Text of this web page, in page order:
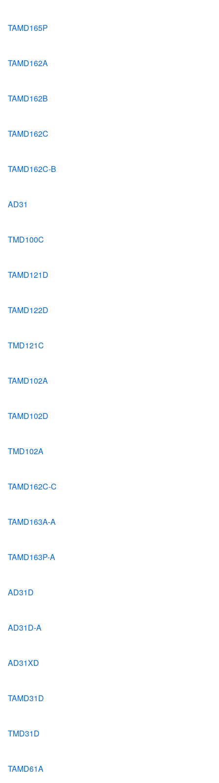
TAMD165P
TAMD162A
TAMD162B
TAMD162C
TAMD162C-B
AD31
TMD100C
TAMD121D
TAMD122D
TMD121C
TAMD102A
TAMD102D
TMD102A
TAMD162C-C
TAMD163A-A
TAMD163P-A
AD31D
AD31D-A
AD31XD
TAMD31D
TMD31D
TAMD61A